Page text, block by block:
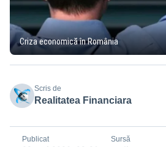
Criza economică în România
Scris de
Realitatea Financiara
Publicat Sursă